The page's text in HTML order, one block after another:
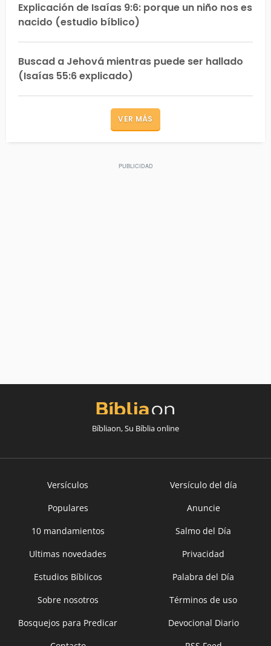
Explicación de Isaías 9:6: porque un niño nos es
nacido (estudio bíblico)
Buscad a Jehová mientras puede ser hallado
(Isaías 55:6 explicado)
VER MÁS
Bíbliaon, Su Bíblia online
Versículos
Versículo del día
Populares
Anuncie
10 mandamientos
Salmo del Día
Ultimas novedades
Privacidad
Estudios Bíblicos
Palabra del Día
Sobre nosotros
Términos de uso
Bosquejos para Predicar
Devocional Diario